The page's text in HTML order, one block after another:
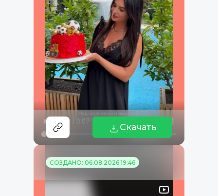
Скачать
СОЗДАНО: 06.08.2026 19:46